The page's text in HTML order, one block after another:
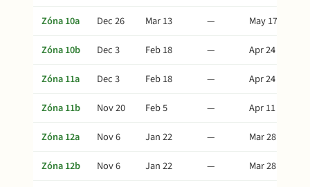
Zóna 10a
Dec 26 Mar 13 —
May 17
Zóna 10b
Dec 3 Feb 18 —
Apr 24
Zóna 11a
Dec 3 Feb 18 —
Apr 24
Zóna 11b
Nov 20 Feb 5 —
Apr 11
Zóna 12a
Nov 6 Jan 22 —
Mar 28
Zóna 12b
Nov 6 Jan 22 —
Mar 28